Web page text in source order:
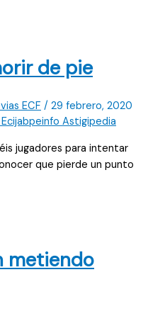
de pie
ECF / 29 febrero, 2020
jugadores para intentar
que pierde un punto
metiendo